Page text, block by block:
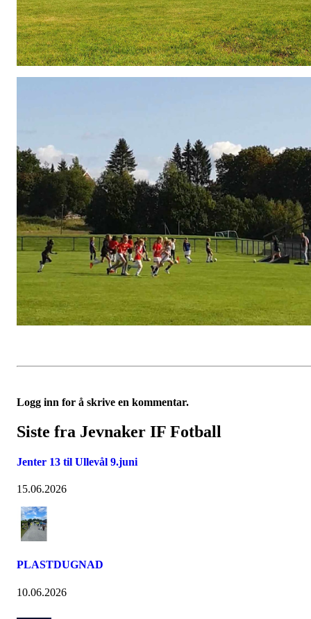
Logg inn for å skrive en kommentar.
Siste fra Jevnaker IF Fotball
Jenter 13 til Ullevål 9.juni
15.06.2026
PLASTDUGNAD
10.06.2026